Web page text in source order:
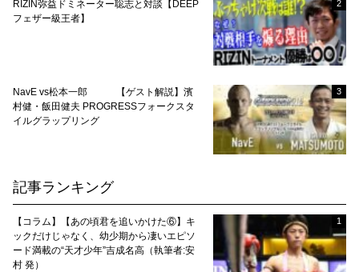
RIZIN弥益ドミネーター聡志と対談【DEEP
フェザー級王者】
2
NavE vs松本一郎 【ゲスト解説】濱
村健・飯田健夫 PROGRESSフォークスタ
イルグラップリング
3
記事ランキング
【コラム】【あの頃君を追いかけた⑥】キ
ックだけじゃなく、幼少期から凄いエピソ
ード満載の“天才少年”吉成名高（執筆者:安
村 発）
1